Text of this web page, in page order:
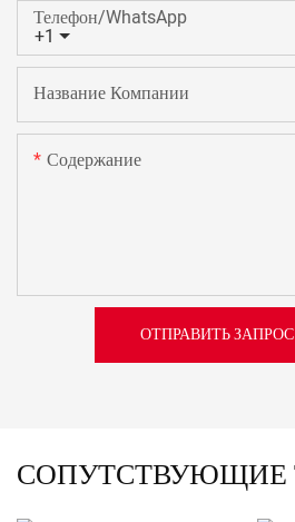
+1
Телефон/WhatsApp
Название Компании
Содержание
ОТПРАВИТЬ
СОПУТСТВУЮЩИЕ